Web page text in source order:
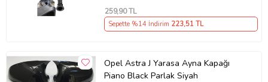
259,90 TL
Sepette %14 İndirim 223,51 TL
Opel Astra J Yarasa Ayna Kapağı
Piano Black Parlak Siyah